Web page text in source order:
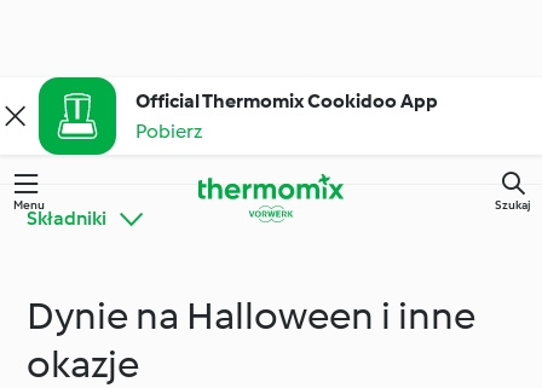
Official Thermomix Cookidoo App
Pobierz
Menu Szukaj
Składniki
Poznaj platformę
Cookidoo®
Thermomix® - porady i
wskazówki
Dynie na Halloween i inne
okazje